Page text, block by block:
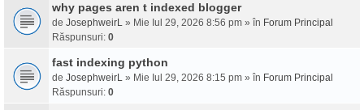
why pages aren t indexed blogger
de JosephweirL » Mie Iul 29, 2026 8:56 pm » în Forum Principal
Răspunsuri: 0
fast indexing python
de JosephweirL » Mie Iul 29, 2026 8:15 pm » în Forum Principal
Răspunsuri: 0